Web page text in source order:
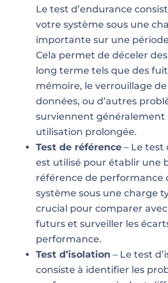
Le test d’endurance
votre système sous une
importante sur une
Cela permet de déceler
long terme tels que des
mémoire, le verrouillage de
données, ou d’autres
surviennent généralement
utilisation prolongée.
Test de référence– Le test
est utilisé pour établir une
référence de performance
système sous une charge
crucial pour comparer
futurs et surveiller les
performance.
Test d’isolation – Le test
consiste à identifier les